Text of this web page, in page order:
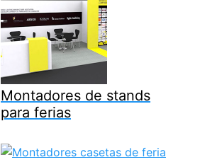
Montadores de stands
para ferias